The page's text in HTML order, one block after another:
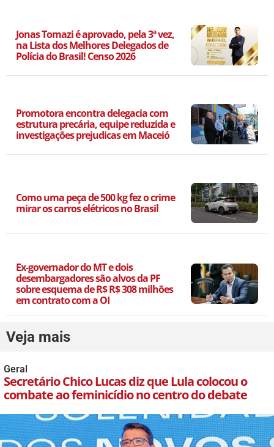
Jonas Tomazi é aprovado, pela 3ª vez,
na Lista dos Melhores Delegados de
Polícia do Brasil! Censo 2026
Promotora encontra delegacia com
estrutura precária, equipe reduzida e
investigações prejudicas em Maceió
Como uma peça de 500 kg fez o crime
mirar os carros elétricos no Brasil
Ex-governador do MT e dois
desembargadores são alvos da PF
sobre esquema de R$ R$ 308 milhões
em contrato com a OI
Veja mais
Geral
Secretário Chico Lucas diz que Lula colocou o
combate ao feminicídio no centro do debate